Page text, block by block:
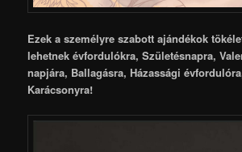
Ezek a személyre szabott ajándékok
lehetnek évfordulókra, Születésnapra,
napjára, Ballagásra, Házassági
Karácsonyra!